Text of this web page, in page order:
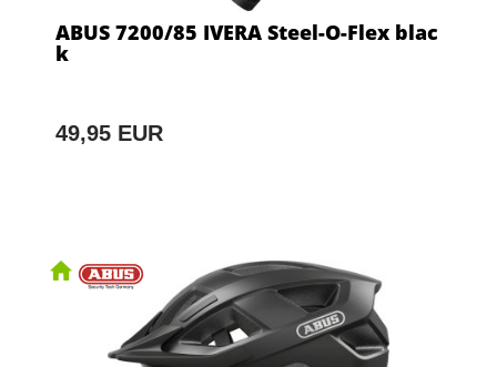
ABUS 7200/85 IVERA Steel-O-Flex blac
k
49,95 EUR